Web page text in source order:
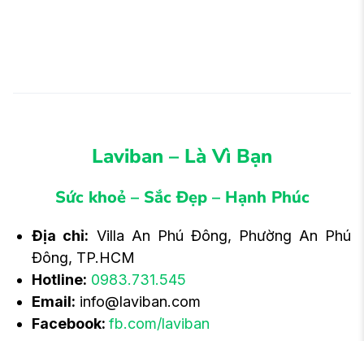
Laviban – Là Vì Bạn
Sức khoẻ – Sắc Đẹp – Hạnh Phúc
Địa chỉ: Villa An Phú Đông, Phường An Phú
Đông, TP.HCM
Hotline: 0983.731.545
Email: info@laviban.com
Facebook:fb.com/laviban